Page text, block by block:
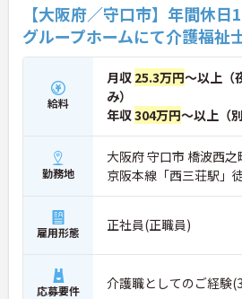
【大阪府／守口市】年間休
グループホームにて介護福祉
給料
月収 25.3万円～以上（
み）
年収304万円～以上（
勤務地
大阪府 守口市 橋波西
京阪本線「西三荘駅」
雇用形態 正社員(正職員)
応募要件 介護職としてのご経験